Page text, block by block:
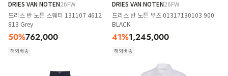
DRIES VAN NOTEN26FW
드리스 반 노튼 스웨터 131107 4612
813 Grey
50%762,000
해외배송
DRIES VAN NOTEN26FW
드리스 반 노튼 부츠 01317130103 900
BLACK
41%1,245,000
해외배송